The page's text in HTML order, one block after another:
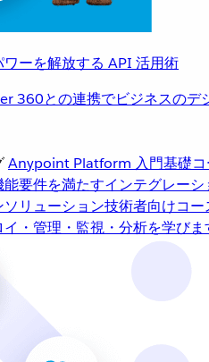
ーを解放する API 活用術
360との連携でビジネスのデ
Anypoint Platform 入門基礎
要件を満たすインテグレーシ
リューション技術者向けコー
・管理・監視・分析を学びま